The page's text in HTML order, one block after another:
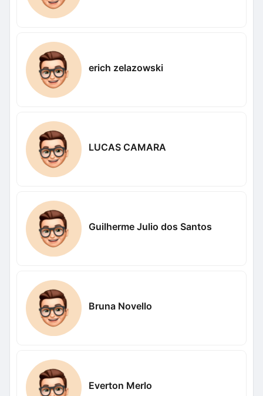
erich zelazowski
LUCAS CAMARA
Guilherme Julio dos Santos
Bruna Novello
Everton Merlo